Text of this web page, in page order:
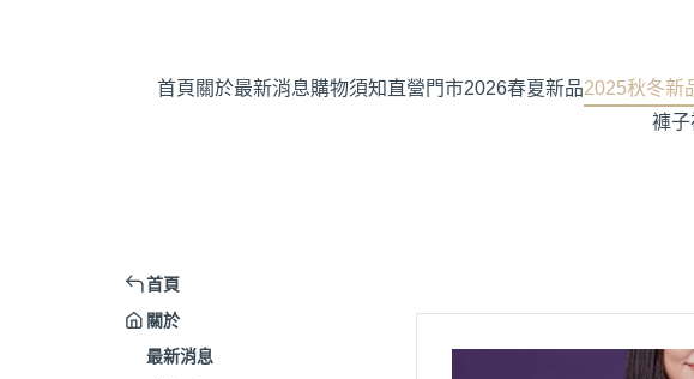
首頁 關於最新消息購物須知直營門市2026春夏新品2025秋冬新
褲子
首頁
關於
最新消息